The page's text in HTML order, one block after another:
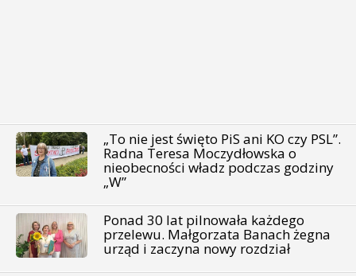
„To nie jest święto PiS ani KO czy PSL”.
Radna Teresa Moczydłowska o
nieobecności władz podczas godziny
„W”
Ponad 30 lat pilnowała każdego
przelewu. Małgorzata Banach żegna
urząd i zaczyna nowy rozdział